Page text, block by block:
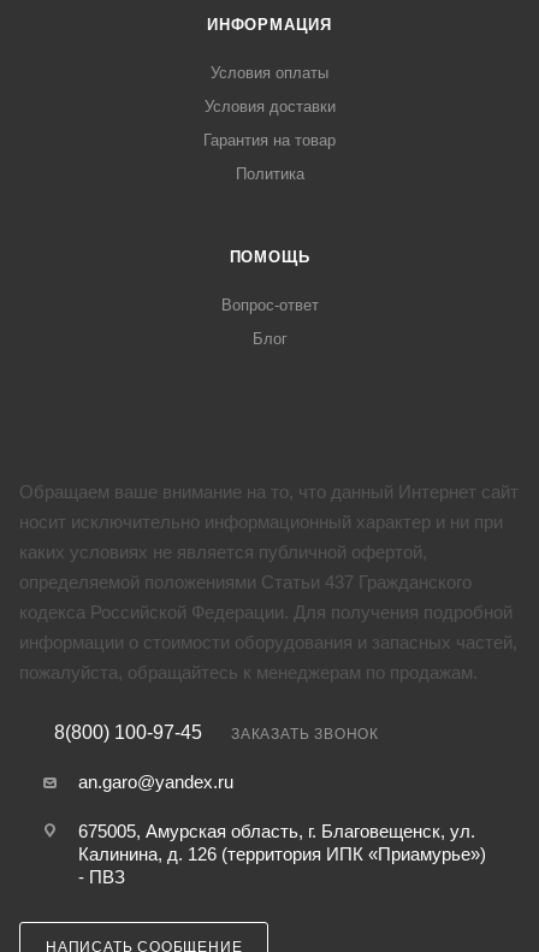
ИНФОРМАЦИЯ
Условия оплаты
Условия доставки
Гарантия на товар
Политика
ПОМОЩЬ
Вопрос-ответ
Блог
Обращаем ваше внимание на то, что данный Интернет сайт
носит исключительно информационный характер и ни при
каких условиях не является публичной офертой,
определяемой положениями Статьи 437 Гражданского
кодекса Российской Федерации. Для получения подробной
информации о стоимости оборудования и запасных частей,
пожалуйста, обращайтесь к менеджерам по продажам.
8(800) 100-97-45 ЗАКАЗАТЬ ЗВОНОК
an.garo@yandex.ru
675005, Амурская область, г. Благовещенск, ул.
Калинина, д. 126 (территория ИПК «Приамурье»)
- ПВЗ
НАПИСАТЬ СООБЩЕНИЕ